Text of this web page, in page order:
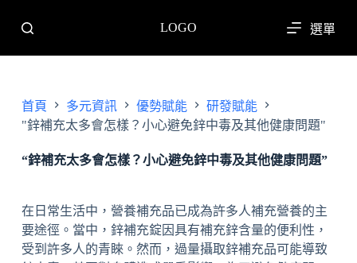
至
主
容
LOGO 選單
首頁 多元資訊 優勢賦能
研發賦能
"鋅補充太多會怎樣？小心避免鋅中毒及其他健康問題"
“鋅補充太多會怎樣？小心避免鋅中毒及其他健康問題”
在日常生活中，營養補充品已成為許多人補充營養的主
要途徑。當中，鋅補充錠因具有補充鋅含量的便利性，
受到許多人的青睞。然而，過量攝取鋅補充品可能導致